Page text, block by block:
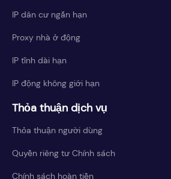
IP dân cư ngắn hạn
Proxy nhà ở động
IP tĩnh dài hạn
IP động không giới hạn
Thỏa thuận dịch vụ
Thỏa thuận người dùng
Quyền riêng tư Chính sách
Chính sách hoàn tiền